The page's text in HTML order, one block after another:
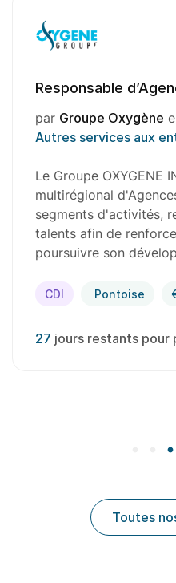
Responsable
par Groupe Oxygène
Autres services aux
Le Groupe OXYGENE
multirégional
segments d'activités,
talents afin de
poursuivre son
CDI Pontoise
27 jours restants pour
Toutes